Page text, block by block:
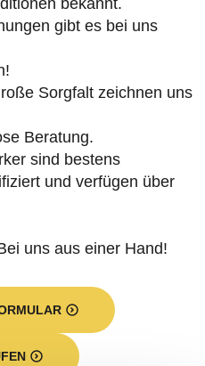
bekannt.
gibt es bei uns
Sorgfalt zeichnen uns
Beratung.
sind bestens
und verfügen über
uns aus einer Hand!